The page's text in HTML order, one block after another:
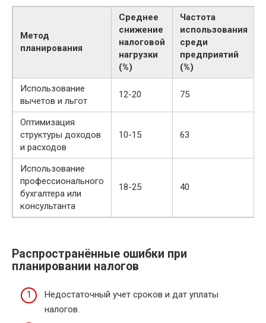
Метод
планирования
Среднее
снижение
налоговой
нагрузки
(%)
Частота
использования
среди
предприятий
(%)
Использование
вычетов и льгот
12-20 75
Оптимизация
структуры доходов
и расходов
10-15 63
Использование
профессионального
бухгалтера или
консультанта
18-25 40
Распространённые ошибки при
планировании налогов
Недостаточный учет сроков и дат уплаты
налогов.